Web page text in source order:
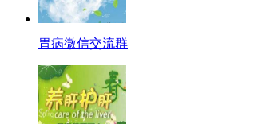
胃病微信交流群